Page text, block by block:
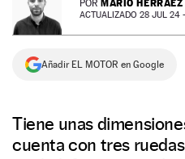
NEWSLETTER
SÍGUENOS
POR MARIO HERRÁEZ
ACTUALIZADO 28 JUL 24
Añadir EL MOTOR en Google
Tiene unas
cuenta con tres